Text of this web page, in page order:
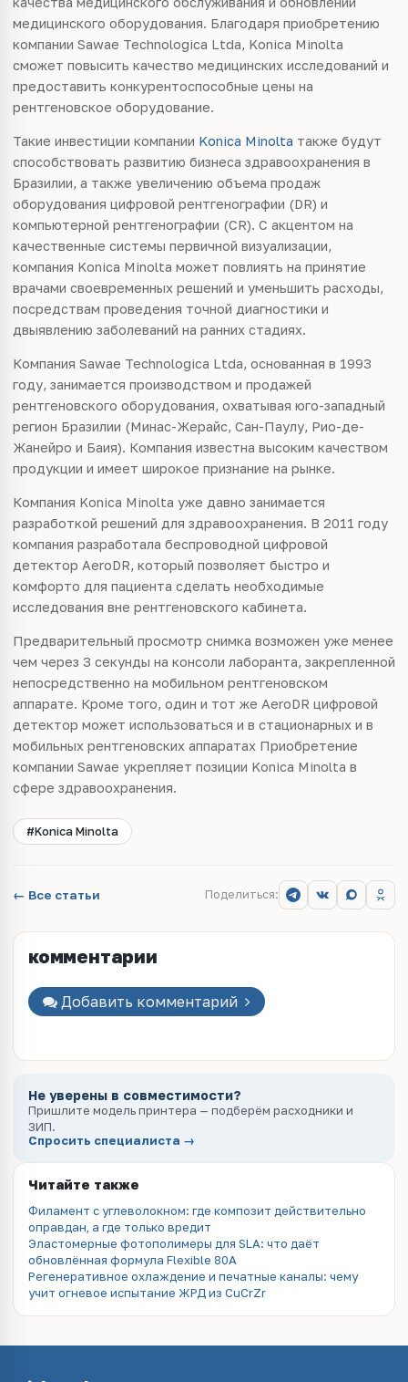
медицинского оборудования. Благодаря приобретению
компании Sawae Technologica Ltda, Konica Minolta
сможет повысить качество медицинских исследований и
предоставить конкурентоспособные цены на
рентгеновское оборудование.
Такие инвестиции компании Konica Minolta также будут
способствовать развитию бизнеса здравоохранения в
Бразилии, а также увеличению объема продаж
оборудования цифровой рентгенографии (DR) и
компьютерной рентгенографии (CR). С акцентом на
качественные системы первичной визуализации,
компания Konica Minolta может повлиять на принятие
врачами своевременных решений и уменьшить расходы,
посредствам проведения точной диагностики и
двыявлению заболеваний на ранних стадиях.
Компания Sawae Technologica Ltda, основанная в 1993
году, занимается производством и продажей
рентгеновского оборудования, охватывая юго-западный
регион Бразилии (Минас-Жерайс, Сан-Паулу, Рио-де-
Жанейро и Баия). Компания известна высоким качеством
продукции и имеет широкое признание на рынке.
Компания Konica Minolta уже давно занимается
разработкой решений для здравоохранения. В 2011 году
компания разработала беспроводной цифровой
детектор AeroDR, который позволяет быстро и
комфорто для пациента сделать необходимые
исследования вне рентгеновского кабинета.
Предварительный просмотр снимка возможен уже менее
чем через 3 секунды на консоли лаборанта, закрепленной
непосредственно на мобильном рентгеновском
аппарате. Кроме того, один и тот же AeroDR цифровой
детектор может использоваться и в стационарных и в
мобильных рентгеновских аппаратах Приобретение
компании Sawae укрепляет позиции Konica Minolta в
сфере здравоохранения.
#Konica Minolta
← Все статьи Поделиться:
комментарии
Добавить комментарий
Не уверены в совместимости?
Пришлите модель принтера — подберём расходники и
ЗИП.
Спросить специалиста →
Читайте также
Филамент с углеволокном: где композит действительно
оправдан, а где только вредит
Эластомерные фотополимеры для SLA: что даёт
обновлённая формула Flexible 80A
Регенеративное охлаждение и печатные каналы: чему
учит огневое испытание ЖРД из CuCrZr